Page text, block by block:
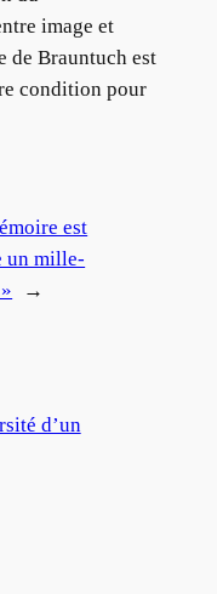
image et
de Brauntuch est
condition pour
est
un mille-
→
d’un